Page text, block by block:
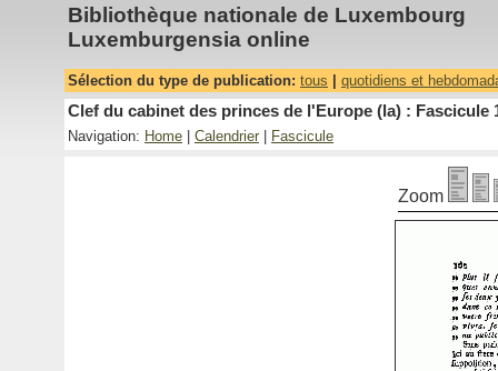
Bibliothèque nationale de Luxembourg
Luxemburgensia online
Sélection du type de publication: tous quotidiens et
Clef du cabinet des princes de l'Europe (la) : Fascicule
Navigation: Home Calendrier Fascicule
Zoom